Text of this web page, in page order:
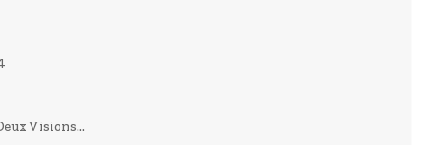
Visions...